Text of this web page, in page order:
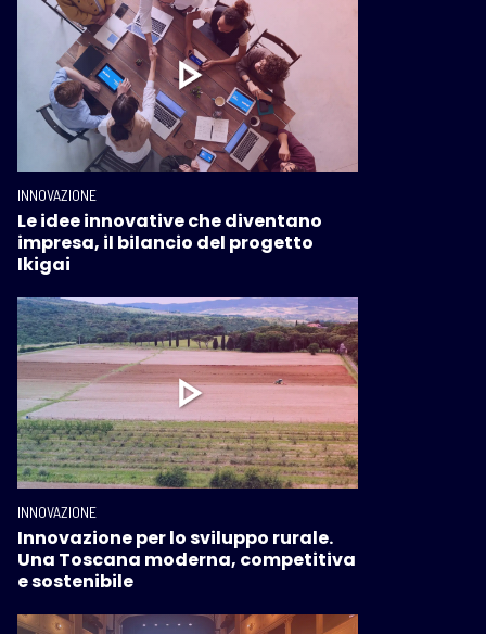
INNOVAZIONE
Le idee innovative che diventano
impresa, il bilancio del progetto
Ikigai
INNOVAZIONE
Innovazione per lo sviluppo rurale.
Una Toscana moderna, competitiva
e sostenibile